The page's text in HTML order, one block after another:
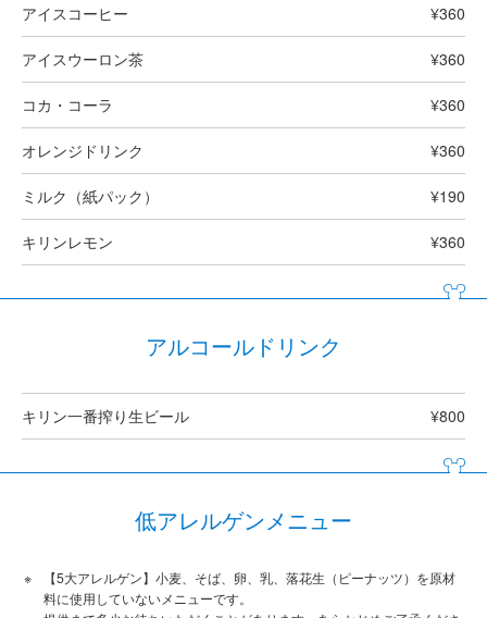
アイスコーヒー ¥360
アイスウーロン茶 ¥360
コカ・コーラ ¥360
オレンジドリンク ¥360
ミルク（紙パック） ¥190
キリンレモン ¥360
アルコールドリンク
キリン一番搾り生ビール ¥800
低アレルゲンメニュー
【5大アレルゲン】小麦、そば、卵、乳、落花生（ピーナッツ）を原材
料に使用していないメニューです。